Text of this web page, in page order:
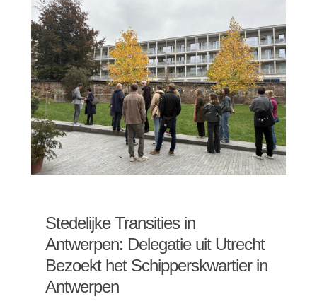
Stedelijke Transities in
Antwerpen: Delegatie uit Utrecht
Bezoekt het Schipperskwartier in
Antwerpen